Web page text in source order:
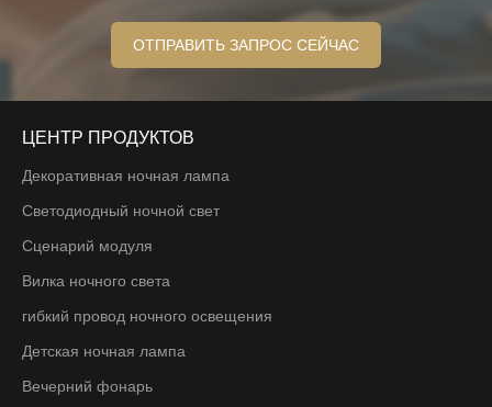
ЦЕНТР ПРОДУКТОВ
Декоративная ночная лампа
Светодиодный ночной свет
Сценарий модуля
Вилка ночного света
гибкий провод ночного освещения
Детская ночная лампа
Вечерний фонарь